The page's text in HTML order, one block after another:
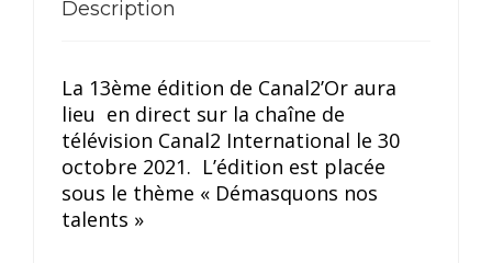
Description
La 13ème édition de Canal2’Or aura
lieu en direct sur la chaîne de
télévision Canal2 International le 30
octobre 2021. L’édition est placée
sous le thème « Démasquons nos
talents »